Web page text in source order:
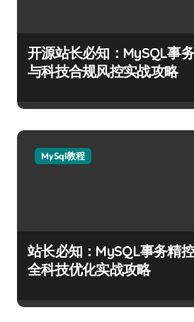
开源站长必知：MySQL事
与科技合规风控实战攻略
MySql教程
站长必知：MySQL事务精
全科技优化实战攻略